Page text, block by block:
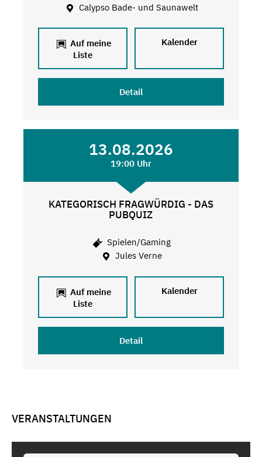
Calypso Bade- und Saunawelt
Auf meine
Liste
Kalender
Detail
13.08.2026
19:00 Uhr
KATEGORISCH FRAGWÜRDIG - DAS
PUBQUIZ
Spielen/Gaming
Jules Verne
Auf meine
Liste
Kalender
Detail
VERANSTALTUNGEN